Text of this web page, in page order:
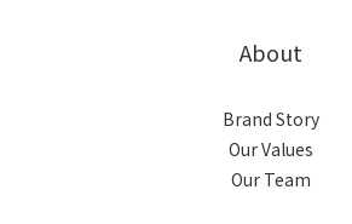
About
Brand Story
Our Values
Our Team